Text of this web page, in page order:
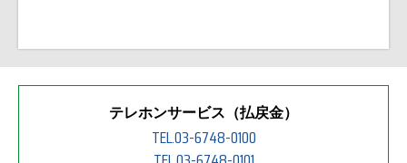
テレホンサービス（払戻金）
TEL.03-6748-0100